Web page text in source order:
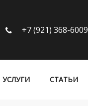
+7 (921) 368-6009
УСЛУГИ СТАТЬИ